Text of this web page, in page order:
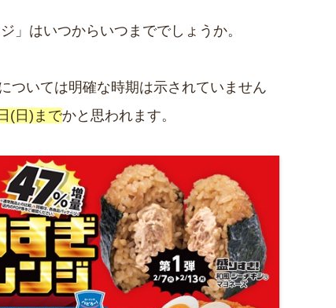
」はいつからいつまででしょうか。
ついては明確な時期は示されていません
(日)までかと思われます。